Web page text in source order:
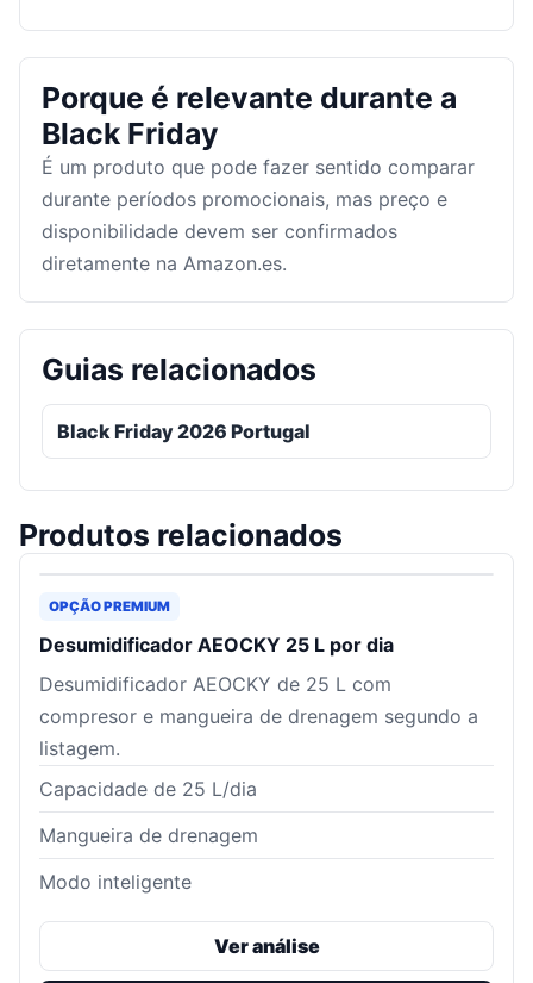
Porque é relevante durante a
Black Friday
É um produto que pode fazer sentido comparar
durante períodos promocionais, mas preço e
disponibilidade devem ser confirmados
diretamente na Amazon.es.
Guias relacionados
Black Friday 2026 Portugal
Produtos relacionados
OPÇÃO PREMIUM
Desumidificador AEOCKY 25 L por dia
Desumidificador AEOCKY de 25 L com
compresor e mangueira de drenagem segundo a
listagem.
Capacidade de 25 L/dia
Mangueira de drenagem
Modo inteligente
Ver análise